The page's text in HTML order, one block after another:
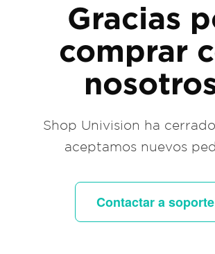
Gracias
comprar
Shop Univision ha
aceptamos nuevos
Contactar a soporte